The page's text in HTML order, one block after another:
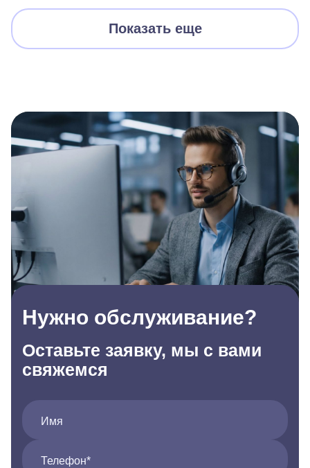
Показать еще
Нужно обслуживание?
Оставьте заявку, мы с вами
свяжемся
Имя
Телефон*